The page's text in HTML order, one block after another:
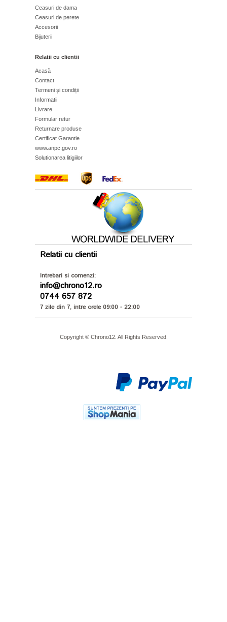
Ceasuri de dama
Ceasuri de perete
Accesorii
Bijuterii
Relatii cu clientii
Acasă
Contact
Termeni și condiții
Informatii
Livrare
Formular retur
Returnare produse
Certificat Garantie
www.anpc.gov.ro
Solutionarea litigiilor
Relatii cu clientii
Intrebari si comenzi:
info@chrono12.ro
0744 657 872
7 zile din 7, intre orele 09:00 - 22:00
Copyright © Chrono12. All Rights Reserved.